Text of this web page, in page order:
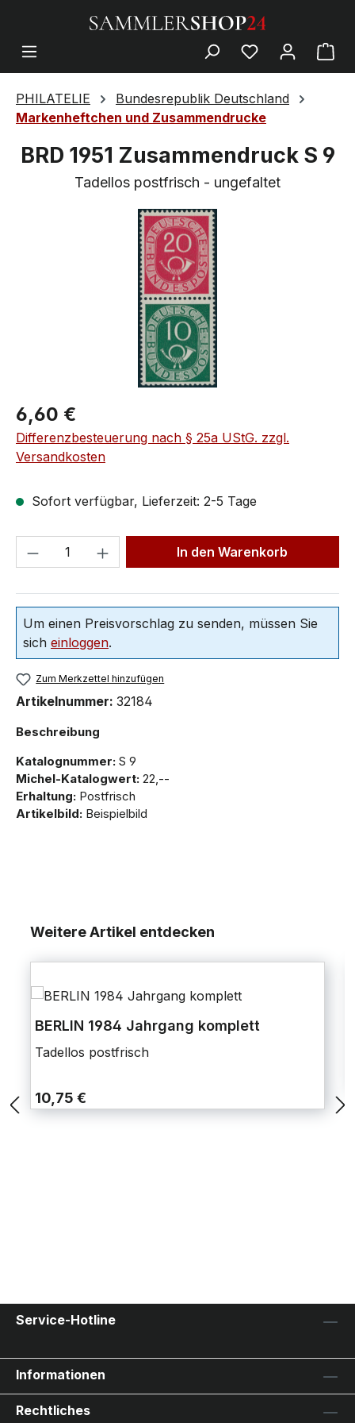
PHILATELIE
Bundesrepublik Deutschland
Markenheftchen und Zusammendrucke
BRD 1951 Zusammendruck S 9
Tadellos postfrisch - ungefaltet
6,60 €
Differenzbesteuerung nach § 25a UStG. zzgl.
Versandkosten
Sofort verfügbar, Lieferzeit: 2-5 Tage
In den Warenkorb
Um einen Preisvorschlag zu senden, müssen Sie
sich einloggen.
Zum Merkzettel hinzufügen
Artikelnummer: 32184
Beschreibung
Katalognummer: S 9
Michel-Katalogwert: 22,--
Erhaltung: Postfrisch
Artikelbild: Beispielbild
Weitere Artikel entdecken
BERLIN 1984 Jahrgang komplett
Tadellos postfrisch
10,75 €
Service-Hotline
Informationen
Rechtliches